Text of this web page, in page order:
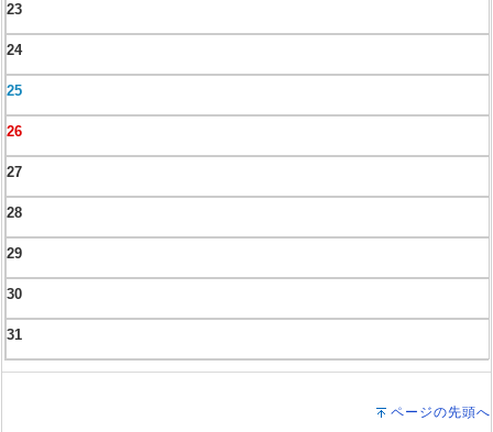
23
24
25
26
27
28
29
30
31
ページの先頭へ